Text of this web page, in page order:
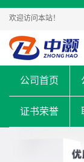
欢迎访问本站！
公司首页
证书荣誉